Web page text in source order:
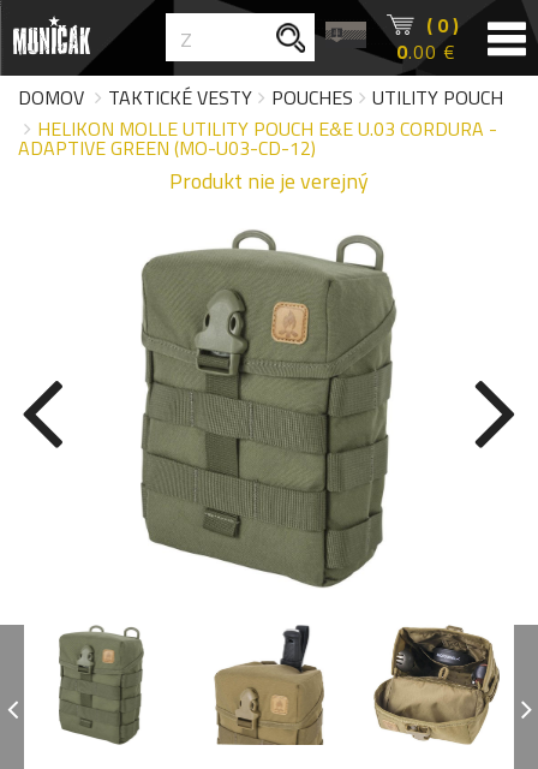
( 0 )
0.00 €
DOMOV
TAKTICKÉ VESTY POUCHES
UTILITY POUCH
HELIKON MOLLE UTILITY POUCH E&E U.03 CORDURA -
ADAPTIVE GREEN (MO-U03-CD-12)
Produkt nie je verejný